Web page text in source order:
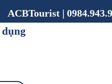
ACBTourist |
dụng